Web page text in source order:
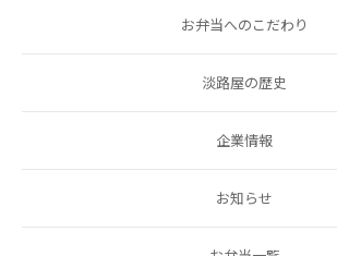
お弁当へのこだわり
淡路屋の歴史
企業情報
お知らせ